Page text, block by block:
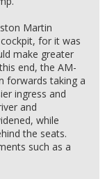
Martin
for it was
make greater
end, the AM-
forwards taking a
ingress and
and
while
the seats.
such as a